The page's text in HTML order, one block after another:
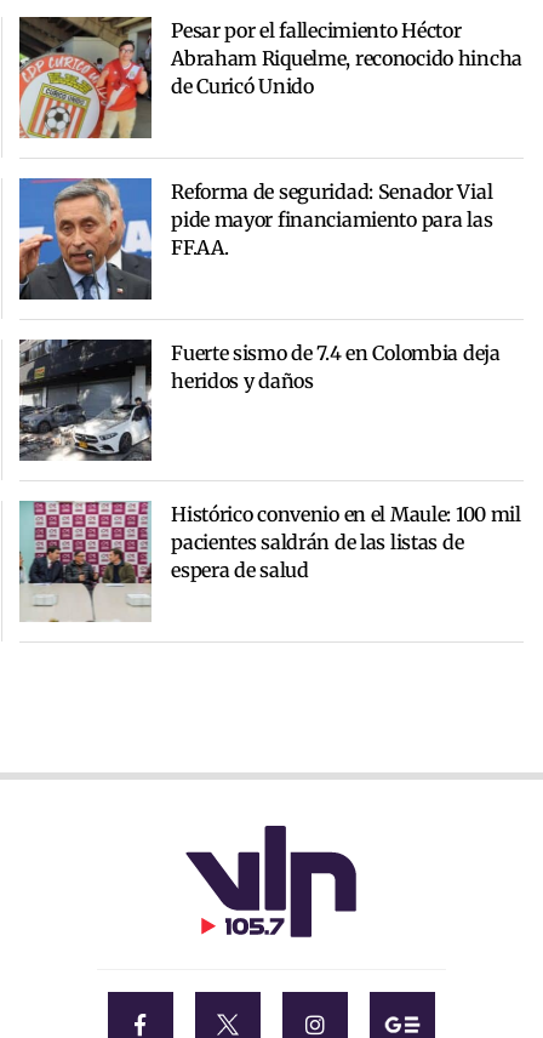
Pesar por el fallecimiento Héctor
Abraham Riquelme, reconocido hincha
de Curicó Unido
Reforma de seguridad: Senador Vial
pide mayor financiamiento para las
FF.AA.
Fuerte sismo de 7.4 en Colombia deja
heridos y daños
Histórico convenio en el Maule: 100 mil
pacientes saldrán de las listas de
espera de salud